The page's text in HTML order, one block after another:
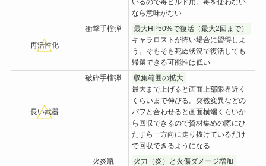
なら意味がない
再活性化
衝撃手榴弾
最大HP50%で復活（最大2回まで）
キャラロストが怖い場合に習得しよ
う。そもそも死ぬ状況で復活しても
帰還できる可能性は低い
長い武器
破砕手榴弾
収集範囲の拡大
最大まで上げると画面上部限界近く
くらいまで伸びる。突然変異などの
バフと合わせると画面横端くらいか
ら回収できるので資材集めの際にひ
たすら一方向に走り抜けているだけ
で回収できるようになる
火炎瓶
火力（炎）と火傷ダメージ増加